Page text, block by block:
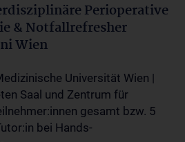
Perioperative
& Notfallrefresher
Wien
Universität Wien |
Saal und Zentrum für
gesamt bzw. 5
bei Hands-